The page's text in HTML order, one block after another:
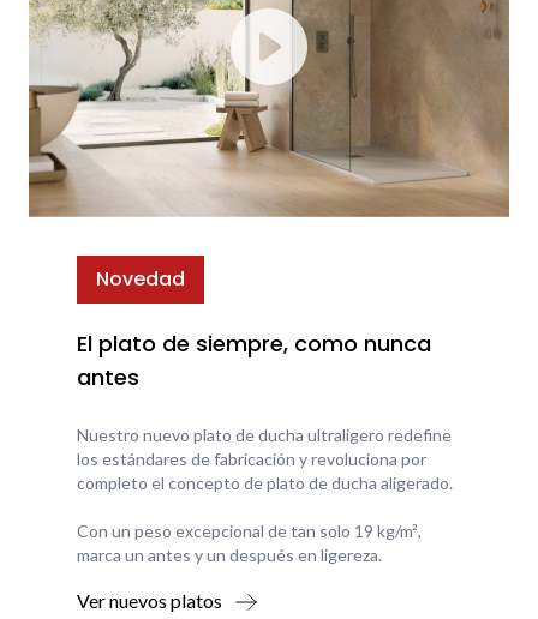
Novedad
El plato de siempre, como nunca
antes
Nuestro nuevo plato de ducha ultraligero redefine
los estándares de fabricación y revoluciona por
completo el concepto de plato de ducha aligerado.
Con un peso excepcional de tan solo 19 kg/m²,
marca un antes y un después en ligereza.
Ver nuevos platos